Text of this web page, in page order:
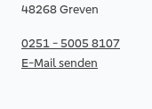
48268 Greven
0251 - 5005 8107
E-Mail senden